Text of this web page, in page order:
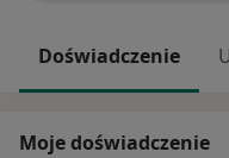
Doświadczenie
Moje doświadczenie